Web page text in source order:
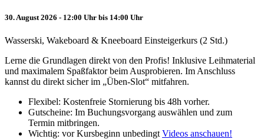
30. August 2026 - 12:00 Uhr bis 14:00 Uhr
Wasserski, Wakeboard & Kneeboard Einsteigerkurs (2 Std.)
Lerne die Grundlagen direkt von den Profis! Inklusive Leihmaterial
und maximalem Spaßfaktor beim Ausprobieren. Im Anschluss
kannst du direkt sicher im „Üben-Slot“ mitfahren.
Flexibel: Kostenfreie Stornierung bis 48h vorher.
Gutscheine: Im Buchungsvorgang auswählen und zum
Termin mitbringen.
Wichtig: vor Kursbeginn unbedingt Videos anschauen!